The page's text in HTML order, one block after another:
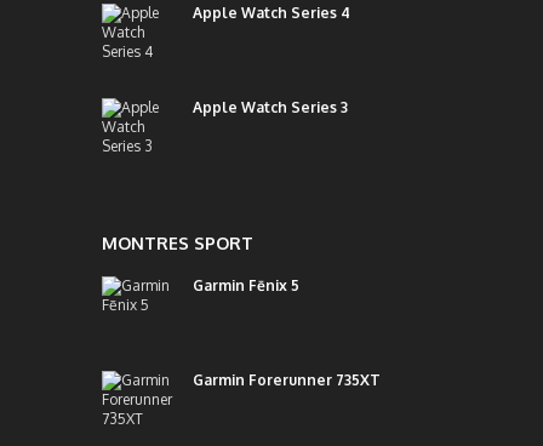
Apple Watch Series 4
Apple Watch Series 3
MONTRES SPORT
Garmin Fēnix 5
Garmin Forerunner 735XT